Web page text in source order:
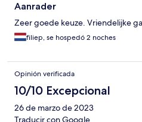
Aanrader
Zeer goede keuze. Vriendelijke
filiep, se hospedó 2 noches
Opinión verificada
10/10 Excepcional
26 de marzo de 2023
Traducir con Google